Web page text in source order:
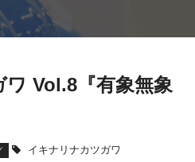
Vol.8『有象無象
イキナリナカツガワ